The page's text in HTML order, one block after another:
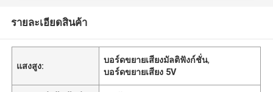
รายละเอียดสินค้า
แสงสูง:
บอร์ดขยายเสียงมัลติฟังก์ชั่น,
บอร์ดขยายเสียง 5V